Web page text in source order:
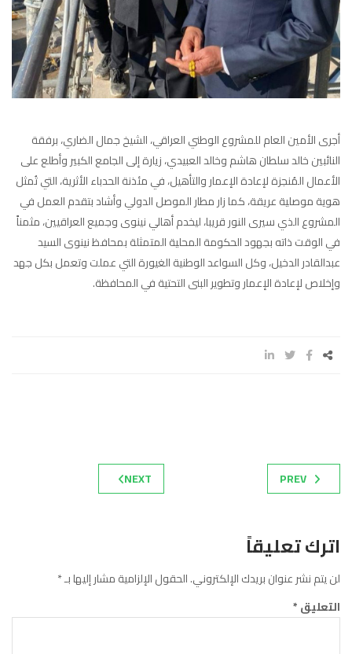
أجرى الأمين العام للمشروع الوطني العراقي، الشيخ جمال الضاري، برفقة
النائبين خالد سلطان هاشم وخالد العبيدي، زيارة إلى الجامع الكبير وأطلع على
الأعمال المُنجزة لإعادة الإعمار والتأهيل، في مئذنة الحدباء الأثرية، التي تُمثل
هوية موصلية عريقة، كما زار مطار الموصل الدولي وأشاد بتقدم العمل في
المشروع الذي سيرى النور قريبا، ليخدم أهالي نينوى وجميع العراقيين، مثمناً
في الوقت ذاته بجهود الحكومة المحلية المتمثلة بمحافظ نينوى السيد
عبدالقادر الدخيل، وكل السواعد الوطنية الغيورة التي عملت وتعمل بكل جهد
وإخلاص لإعادة الإعمار وتطوير البنى التحتية في المحافظة.
PREV
NEXT
اترك تعليقاً
لن يتم نشر عنوان بريدك الإلكتروني.الحقول الإلزامية مشار إليها بـ*
التعليق*